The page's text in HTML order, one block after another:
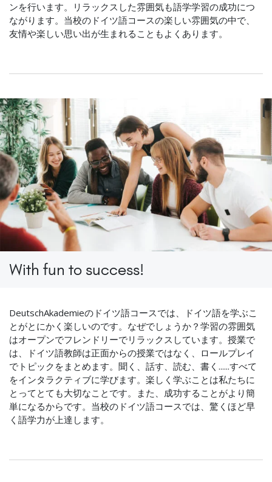
ンを行います。リラックスした雰囲気も語学学習の成功につ
ながります。当校のドイツ語コースの楽しい雰囲気の中で、
友情や楽しい思い出が生まれることもよくあります。
With fun to success!
DeutschAkademieのドイツ語コースでは、ドイツ語を学ぶこ
とがとにかく楽しいのです。なぜでしょうか？学習の雰囲気
はオープンでフレンドリーでリラックスしています。授業で
は、ドイツ語教師は正面からの授業ではなく、ロールプレイ
でトピックをまとめます。聞く、話す、読む、書く......すべて
をインタラクティブに学びます。楽しく学ぶことは私たちに
とってとても大切なことです。また、成功することがより簡
単になるからです。当校のドイツ語コースでは、驚くほど早
く語学力が上達します。